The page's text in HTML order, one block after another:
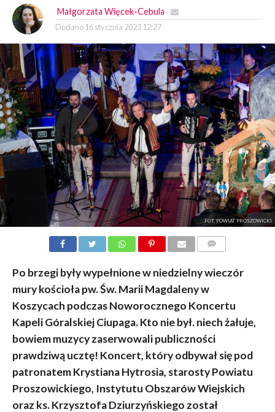
Małgorzata Więcek-Cebula
Dodano 16 stycznia 2023 12:27
FOT. POWIAT PROSZOWICKI
Po brzegi były wypełnione w niedzielny wieczór
mury kościoła pw. Św. Marii Magdaleny w
Koszycach podczas Noworocznego Koncertu
Kapeli Góralskiej Ciupaga. Kto nie był. niech żałuje,
bowiem muzycy zaserwowali publiczności
prawdziwą ucztę! Koncert, który odbywał się pod
patronatem Krystiana Hytrosia, starosty Powiatu
Proszowickiego, Instytutu Obszarów Wiejskich
oraz ks. Krzysztofa Dziurzyńskiego został